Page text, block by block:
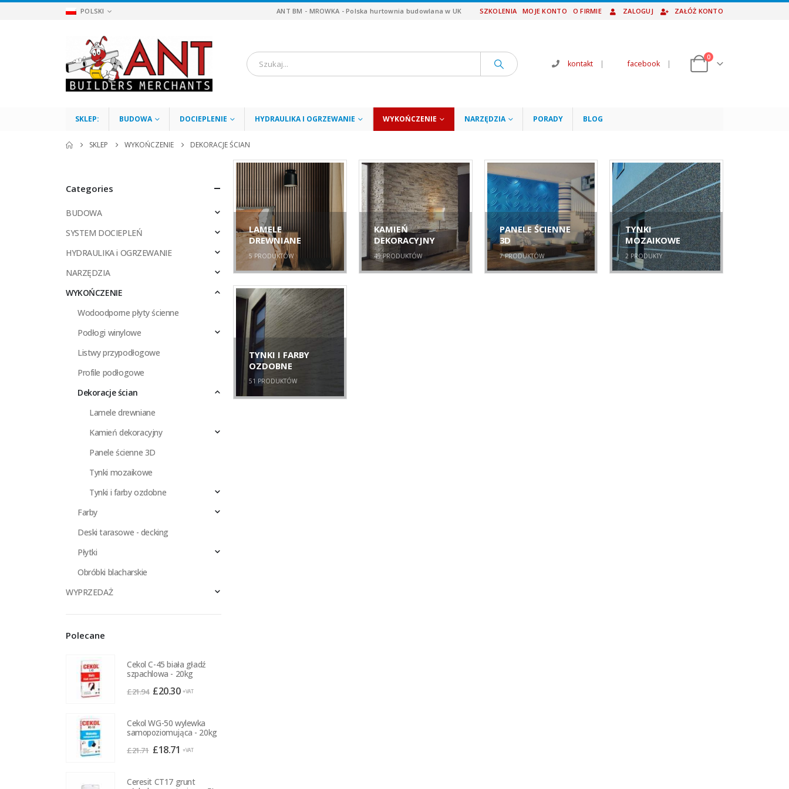
POLSKI ANT BM - MROWKA - Polska hurtownia budowlana w UK SZKOLENIA MOJE KONTO O FIRMIE ZALOGUJ ZAŁÓŻ KONTO
kontakt | facebook |
0
SKLEP: BUDOWA DOCIEPLENIE HYDRAULIKA I OGRZEWANIE WYKOŃCZENIE NARZĘDZIA PORADY BLOG
SKLEP WYKOŃCZENIE DEKORACJE ŚCIAN
LAMELE
DREWNIANE
5 PRODUKTÓW
KAMIEŃ
DEKORACYJNY
49PRODUKTÓW
PANELE ŚCIENNE
3D
7PRODUKTÓW
TYNKI
MOZAIKOWE
2 PRODUKTY
TYNKI I FARBY
OZDOBNE
51 PRODUKTÓW
Categories
BUDOWA
SYSTEM DOCIEPLEŃ
HYDRAULIKA i OGRZEWANIE
NARZĘDZIA
WYKOŃCZENIE
Wodoodporne płyty ścienne
Podłogi winylowe
Listwy przypodłogowe
Profile podłogowe
Dekoracje ścian
Lamele drewniane
Kamień dekoracyjny
Panele ścienne 3D
Tynki mozaikowe
Tynki i farby ozdobne
Farby
Deski tarasowe - decking
Płytki
Obróbki blacharskie
WYPRZEDAŻ
Polecane
Cekol C-45 biała gładź
szpachlowa - 20kg
£21.94 Pierwotna
wynosiła:
£21.94.
£20.30Aktualna
wynosi:
£20.30.
+VAT
Cekol WG-50 wylewka
samopoziomująca - 20kg
£21.71 Pierwotna
wynosiła:
£18.71 Aktualna
wynosi:
+VAT
Ceresit CT17 grunt